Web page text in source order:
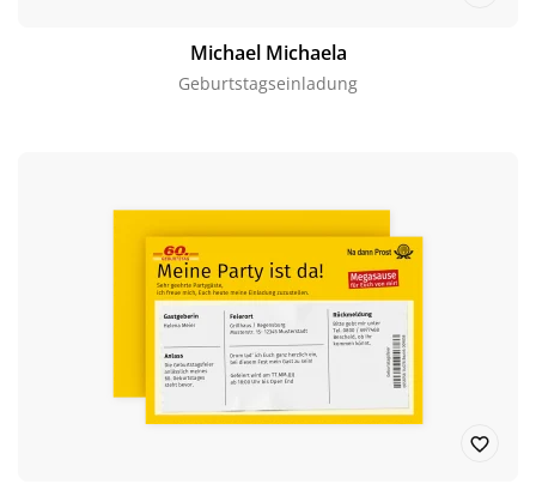
Michael Michaela
Geburtstagseinladung